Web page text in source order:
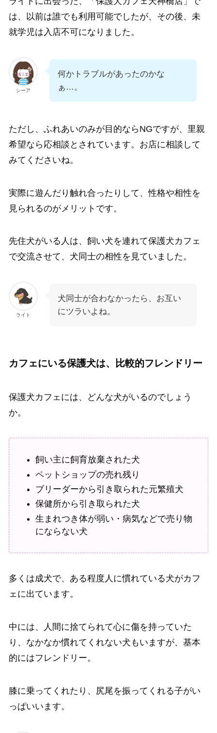
は、以前は誰でも利用可能でしたが、その後、未
就学児は入店不可になりました。
シーア
何かトラブルがあったのかな
ぁ…。
ただし、ふれあいのみが目的ならNGですが、里親
希望なら応相談とされています。お店に相談して
みてくださいね。
実際に遊んだり触れ合ったりして、性格や相性を
見られるのがメリットです。
先住犬がいる人は、飼い犬を連れて保護犬カフェ
で交流させて、犬同士の相性を見ていました。
ライト
犬同士が合わなかったら、お互い
にツラいよね。
カフェにいる保護犬は、比較的フレンドリー
保護犬カフェには、どんな犬がいるのでしょう
か。
飼い主に飼育放棄された犬
ペットショップの売れ残り
ブリーダーから引き取られた元繁殖犬
保健所から引き取られた犬
生まれつき体が弱い・病気などで売り物
にならない犬
多くは成犬で、ある程度人に慣れている犬がカフ
ェに出ています。
中には、人間に捨てられて心に傷を持っていた
り、なかなか慣れてくれない犬もいますが、基本
的にはフレンドリー。
膝に乗ってくれたり、尻尾を振ってくれる子がい
っぱいいます。